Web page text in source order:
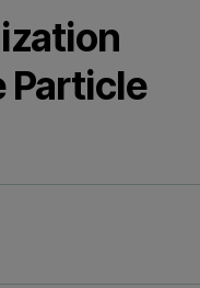
Particle